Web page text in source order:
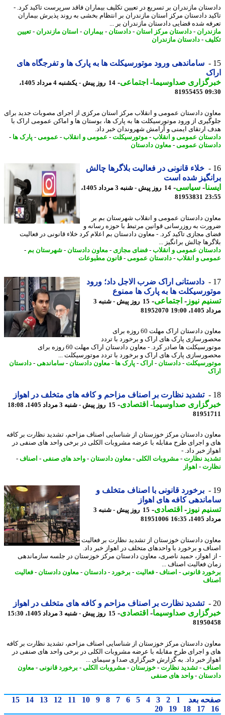
مازندران بر تسریع در تعیین تکلیف بیماران فاقد سرپرست تاکید کرد. -
دادستان مرکز استان مازندران بر انتظام بخشی به روند پذیرش بیماران
شده قضایی دادستان مازندران بر ...
- دادستان مرکز استان-دادستان-بیماران- استان مازندران-
تعیین
-دادستان مازندران
ساماندهی ورود موتورسیکلت ها به پارک ها و تفرجگاه های
صداوسیما-اجتماعی-
14 روز پیش - یکشنبه 4 مرداد 1405،
81955455
دادستان عمومی و انقلاب مرکز استان مرکزی از اجرای مصوبات جدید برای
از ورود موتورسیکلت ها به پارک ها، بوستان ها و اماکن عمومی اراک با
ارتقای ایمنی و آرامش شهروندان خبر داد.
عمومی و انقلاب-موتورسیکلت-عمومی و انقلاب-عمومی-پارک ها-
عمومی-معاون دادستان
خلاء قانونی در فعالیت بلاگرها چالش
شده است
-سیاسی-
14 روز پیش - شنبه 3 مرداد 1405،
81953831
دادستان عمومی و انقلاب شهرستان بم بر
به روزرسانی قوانین مرتبط با حوزه رسانه و
مجازی تاکید کرد. - معاون دادستان بم اعلام کرد خلاء قانونی در فعالیت
چالش برانگیز ...
عمومی و انقلاب-فضای مجازی- معاون دادستان-شهرستان بم-
و انقلاب-دادستان عمومی-قانون مطبوعات
دادستانی اراک ضرب الاجل داد؛ ورود
ها به پارک ها ممنوع
نیوز-اجتماعی-
15 روز پیش - شنبه 3
19:00
81952070
معاون دادستان اراک مهلت 60 روزه برای
پارک های اراک و برخورد با تردد
موتورسیکلت ها صادر کرد. - معاون دادستان اراک مهلت 60 روزه برای
پارک های اراک و برخورد با تردد موتورسیکلت ...
-دادستان-اراک - پارک ها- معاون دادستان-ساماندهی-دادستان
تشدید نظارت بر اصناف مزاحم و کافه های متخلف در اهواز
صداوسیما-اقتصادی-15 روز پیش - شنبه 3 مرداد 1405، 18:08
دادستان مرکز خوزستان از شناسایی اصناف مزاحم، تشدید نظارت بر کافه
و اجرای طرح مقابله با عرضه مشروبات الکلی در برخی واحد های صنفی در
خبر داد. -
نظارت- مشروبات الکلی-معاون دادستان-واحد های صنفی-اصناف-
- اهواز
برخورد قانونی با اصناف متخلف و
کافه های اهواز
نیوز-اقتصادی-
15 روز پیش - شنبه 3
16:35
81951006
دادستان خوزستان از تشدید نظارت بر فعالیت
و برخورد با واحدهای متخلف در اهواز خبر داد.
اهواز، حمید ناصری، معاون دادستان مرکز خوزستان در جلسه سازماندهی
فعالیت اصناف ...
قانونی-اصناف-فعالیت-برخورد-دادستان-معاون دادستان-فعالیت
تشدید نظارت بر اصناف مزاحم و کافه های متخلف در اهواز
صداوسیما-اقتصادی-15 روز پیش - شنبه 3 مرداد 1405، 15:30
دادستان مرکز خوزستان از شناسایی اصناف مزاحم، تشدید نظارت بر کافه
و اجرای طرح مقابله با عرضه مشروبات الکلی در برخی واحد های صنفی در
خبر داد. به گزارش خبرگزاری صدا و سیمای ...
-تشدید نظارت- خوزستان-مشروبات الکلی-برخورد قانونی-معاون
-واحد های صنفی
بعد 1
2
3
4
5
6
7
8
9
10
11
12
13
14
15
17
18
19
20